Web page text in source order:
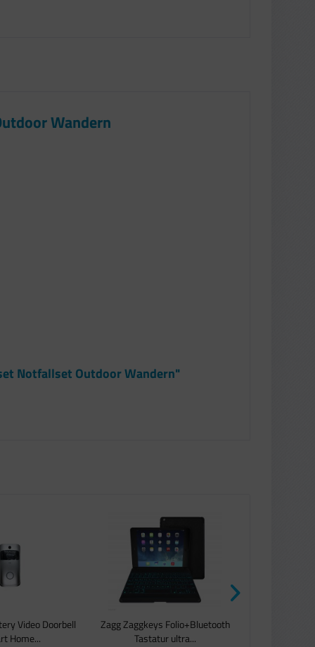
Wandern
Notfallset Outdoor Wandern"
Video Doorbell
Home...
Zagg Zaggkeys Folio+Bluetooth
Tastatur ultra...